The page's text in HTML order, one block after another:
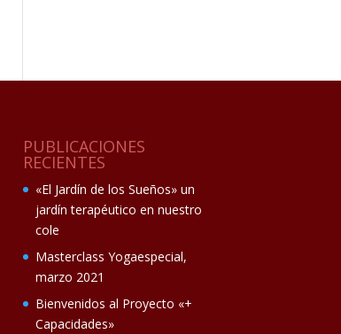
PUBLICACIONES
RECIENTES
«El Jardín de los Sueños» un
jardín terapéutico en nuestro
cole
Masterclass Yogaespecial,
marzo 2021
Bienvenidos al Proyecto «+
Capacidades»